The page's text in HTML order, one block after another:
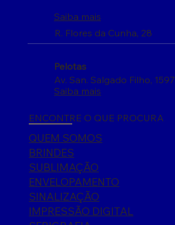
R. Flores da Cunha, 28
Saiba mais
Pelotas
Av. San. Salgado Filho, 1597
Saiba mais
ENCONTRE O QUE PROCURA
QUEM SOMOS
BRINDES
SUBLIMAÇÃO
ENVELOPAMENTO
SINALIZAÇÃO
IMPRESSÃO DIGITAL